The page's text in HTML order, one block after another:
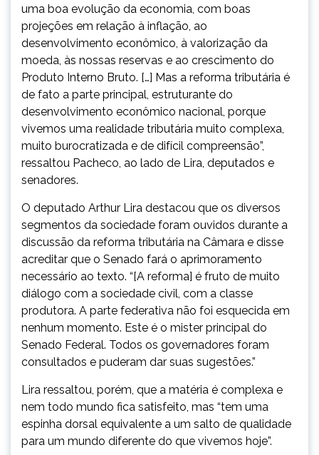
uma boa evolução da economia, com boas
projeções em relação à inflação, ao
desenvolvimento econômico, à valorização da
moeda, às nossas reservas e ao crescimento do
Produto Interno Bruto. […] Mas a reforma tributária é
de fato a parte principal, estruturante do
desenvolvimento econômico nacional, porque
vivemos uma realidade tributária muito complexa,
muito burocratizada e de difícil compreensão”,
ressaltou Pacheco, ao lado de Lira, deputados e
senadores.
O deputado Arthur Lira destacou que os diversos
segmentos da sociedade foram ouvidos durante a
discussão da reforma tributária na Câmara e disse
acreditar que o Senado fará o aprimoramento
necessário ao texto. “[A reforma] é fruto de muito
diálogo com a sociedade civil, com a classe
produtora. A parte federativa não foi esquecida em
nenhum momento. Este é o mister principal do
Senado Federal. Todos os governadores foram
consultados e puderam dar suas sugestões.”
Lira ressaltou, porém, que a matéria é complexa e
nem todo mundo fica satisfeito, mas “tem uma
espinha dorsal equivalente a um salto de qualidade
para um mundo diferente do que vivemos hoje”.